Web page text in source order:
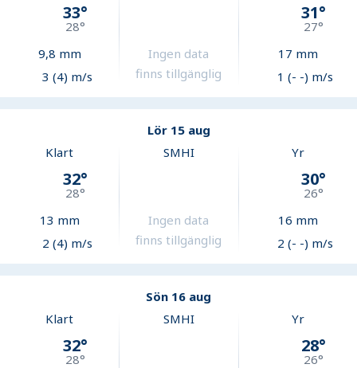
33°
28°
9,8 mm
3 (4) m/s
Ingen data
finns tillgänglig
31°
27°
17 mm
1 (- -) m/s
Lör 15 aug
Klart
32°
28°
13 mm
2 (4) m/s
SMHI
Ingen data
finns tillgänglig
Yr
30°
26°
16 mm
2 (- -) m/s
Sön 16 aug
Klart
32°
28°
SMHI Yr
28°
26°